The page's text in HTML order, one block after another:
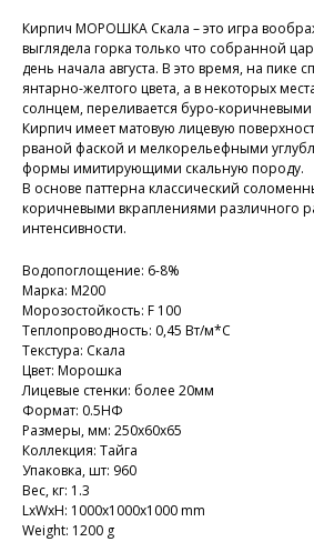
Кирпич МОРОШКА Скала – это игра
выглядела горка только что собранной
день начала августа. В это время, на пике
янтарно-желтого цвета, а в некоторых
солнцем, переливается буро-коричневыми
Кирпич имеет матовую лицевую
рваной фаской и мелкорельефными
формы имитирующими скальную породу.
В основе паттерна классический
коричневыми вкраплениями различного
интенсивности.
Водопоглощение: 6-8%
Марка: М200
Морозостойкость: F 100
Теплопроводность: 0,45 Вт/м*С
Текстура: Скала
Цвет: Морошка
Лицевые стенки: более 20мм
Формат: 0.5НФ
Размеры, мм: 250х60х65
Коллекция: Тайга
Упаковка, шт: 960
Вес, кг: 1.3
LxWxH: 1000x1000x1000 mm
Weight: 1200 g